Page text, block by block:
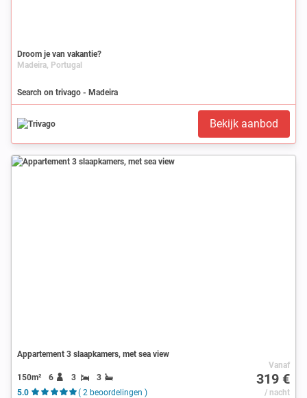
Droom je van vakantie?
Madeira, Portugal
Search on trivago - Madeira
Bekijk aanbod
Appartement 3 slaapkamers, met sea view
150m² 6 3
3
5.0
( 2 beoordelingen )
Vanaf
319 €
/ nacht